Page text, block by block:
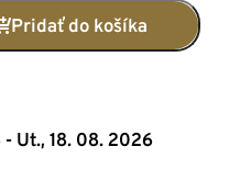
Pridať do košíka
- Ut., 18. 08. 2026